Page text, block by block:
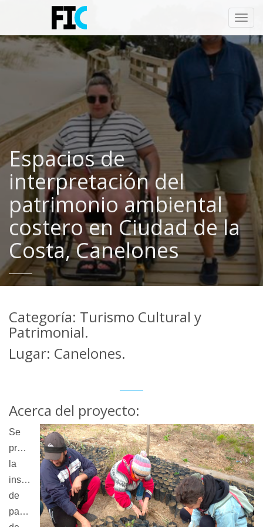
Espacios de
interpretación del
patrimonio ambiental
costero en Ciudad de la
Costa, Canelones
Categoría: Turismo Cultural y
Patrimonial.
Lugar: Canelones.
Acerca del proyecto:
Se
propone
la
instalación
de
paseos